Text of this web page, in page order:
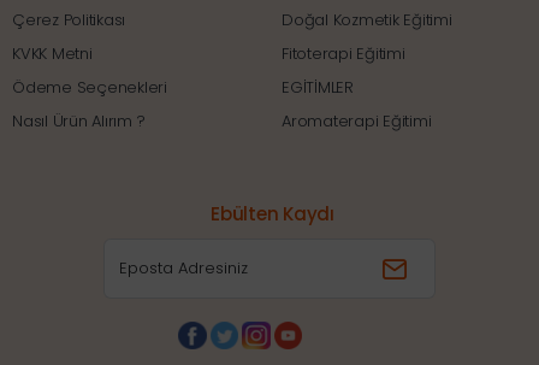
Çerez Politikası
KVKK Metni
Ödeme Seçenekleri
Nasıl Ürün Alırım ?
Doğal Kozmetik Eğitimi
Fitoterapi Eğitimi
EGİTİMLER
Aromaterapi Eğitimi
Ebülten Kaydı